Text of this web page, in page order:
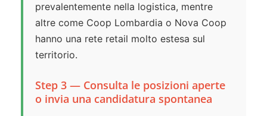
prevalentemente nella logistica, mentre
altre come Coop Lombardia o Nova Coop
hanno una rete retail molto estesa sul
territorio.
Step 3 — Consulta le posizioni aperte
o invia una candidatura spontanea